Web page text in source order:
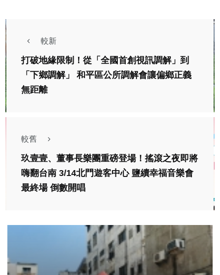
較新
打破地緣限制！從「全國首創視訊調解」到
「下鄉調解」 和平區公所調解會讓偏鄉正義
無距離
較舊
玖壹壹、董事長樂團重磅登場！搖滾之夜即將
嗨翻台南 3/14北門遊客中心 鹽續幸福音樂會
最終場 倒數開唱